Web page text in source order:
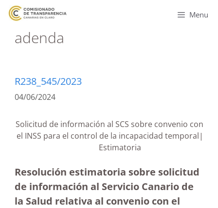
Menu
adenda
R238_545/2023
04/06/2024
Solicitud de información al SCS sobre convenio con
el INSS para el control de la incapacidad temporal|
Estimatoria
Resolución estimatoria sobre solicitud
de información al Servicio Canario de
la Salud relativa al convenio con el